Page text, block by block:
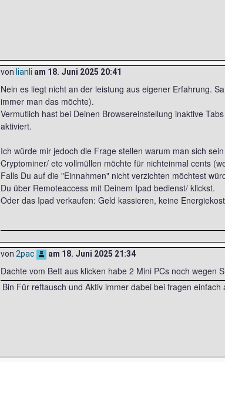
von lianli am 18. Juni 2025 20:41
Nein es liegt nicht an der leistung aus eigener Erfahrung.
immer man das möchte).
Vermutlich hast bei Deinen Browsereinstellung inaktive
aktiviert.
Ich würde mir jedoch die Frage stellen warum man sich
Cryptominer/ etc vollmüllen möchte für nichteinmal cents
Falls Du auf die "Einnahmen" nicht verzichten möchtest
Du über Remoteaccess mit Deinem Ipad bedienst/ klickst.
Oder das Ipad verkaufen: Geld kassieren, keine
von 2pac am 18. Juni 2025 21:34
Dachte vom Bett aus klicken habe 2 Mini PCs noch wegen
Bin Für reftausch und Aktiv immer dabei bei fragen einfach